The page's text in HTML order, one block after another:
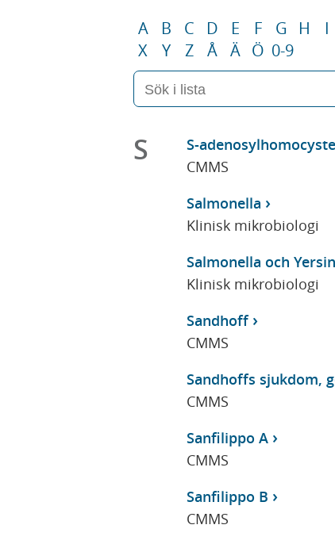
A B C D E F G H I
X
Y Z Å Ä Ö 0-9
S
S-
CMMS
Salmonella
Klinisk mikrobiologi
Salmonella och
Klinisk mikrobiologi
Sandhoff
CMMS
Sandhoffs sjukdom,
CMMS
Sanfilippo A
CMMS
Sanfilippo B
CMMS